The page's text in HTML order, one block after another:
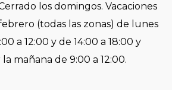
los domingos. Vacaciones
(todas las zonas) de lunes
a 12:00 y de 14:00 a 18:00 y
mañana de 9:00 a 12:00.